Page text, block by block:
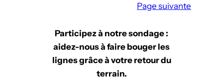
Page suivante
Participez à notre sondage :
aidez-nous à faire bouger les
lignesgrâce à votre retour du
terrain.